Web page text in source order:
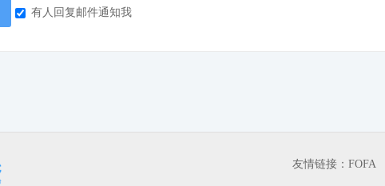
有人回复邮件通知我
友情链接： FOFA